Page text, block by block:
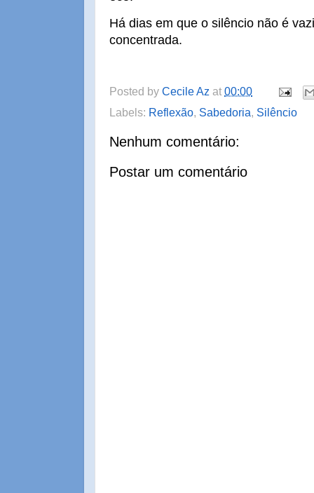
Há dias em que o silêncio não é
concentrada.
Posted by Cecile Az at 00:00
Labels: Reflexão, Sabedoria, Silêncio
Nenhum comentário:
Postar um comentário